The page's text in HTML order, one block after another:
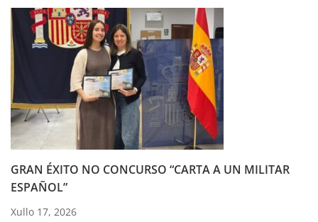
GRAN ÉXITO NO CONCURSO “CARTA A UN MILITAR
ESPAÑOL”
Xullo 17, 2026